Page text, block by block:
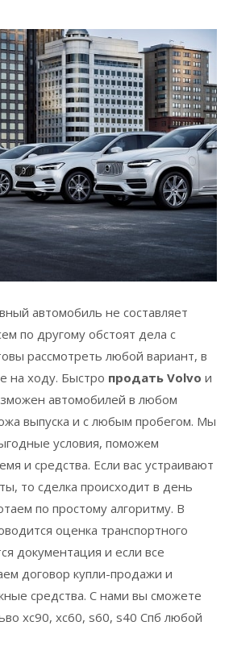
автомобиль не составляет
по другому обстоят дела с
рассмотреть любой вариант, в
на ходу. Быстро продать Volvo и
автомобилей в любом
выпуска и с любым пробегом. Мы
условия, поможем
и средства. Если вас устраивают
то сделка происходит в день
по простому алгоритму. В
оценка транспортного
документация и если все
договор купли-продажи и
средства. С нами вы сможете
хс90, хс60, s60, s40 Спб любой